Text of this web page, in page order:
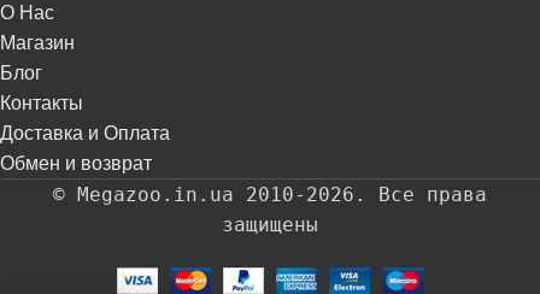
О Нас
Магазин
Блог
Контакты
Доставка и Оплата
Обмен и возврат
© Megazoo.in.ua 2010-2026. Все права
защищены